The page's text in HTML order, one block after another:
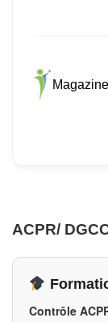
ACPR/
Contrôle